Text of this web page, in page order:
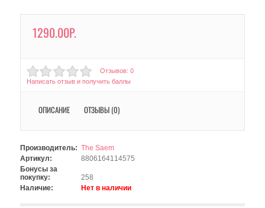
1290.00Р.
Отзывов: 0
Написать отзыв и получить баллы
ОПИСАНИЕ ОТЗЫВЫ (0)
Производитель: The Saem
Артикул:
8806164114575
Бонусы за
покупку:
258
Наличие:
Нет в наличии